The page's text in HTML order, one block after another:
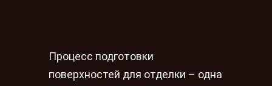
Процесс подготовки
поверхностей для отделки – одна